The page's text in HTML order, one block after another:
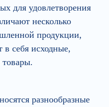
для удовлетворения
несколько
продукции,
в себя исходные,
разнообразные